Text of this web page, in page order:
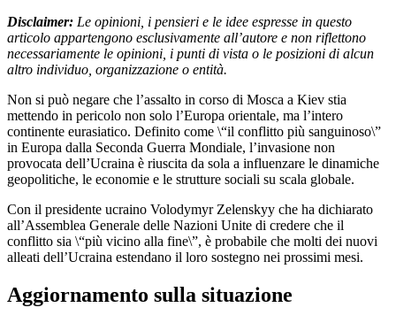
Disclaimer: Le opinioni, i pensieri e le idee espresse in questo
articolo appartengono esclusivamente all’autore e non riflettono
necessariamente le opinioni, i punti di vista o le posizioni di alcun
altro individuo, organizzazione o entità.
Non si può negare che l’assalto in corso di Mosca a Kiev stia
mettendo in pericolo non solo l’Europa orientale, ma l’intero
continente eurasiatico. Definito come \“il conflitto più sanguinoso\”
in Europa dalla Seconda Guerra Mondiale, l’invasione non
provocata dell’Ucraina è riuscita da sola a influenzare le dinamiche
geopolitiche, le economie e le strutture sociali su scala globale.
Con il presidente ucraino Volodymyr Zelenskyy che ha dichiarato
all’Assemblea Generale delle Nazioni Unite di credere che il
conflitto sia \“più vicino alla fine\”, è probabile che molti dei nuovi
alleati dell’Ucraina estendano il loro sostegno nei prossimi mesi.
Aggiornamento sulla situazione